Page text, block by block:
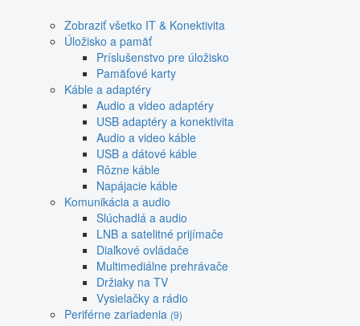
Zobraziť všetko IT & Konektivita
Úložisko a pamäť
Príslušenstvo pre úložisko
Pamäťové karty
Káble a adaptéry
Audio a video adaptéry
USB adaptéry a konektivita
Audio a video káble
USB a dátové káble
Rôzne káble
Napájacie káble
Komunikácia a audio
Slúchadlá a audio
LNB a satelitné prijímače
Diaľkové ovládače
Multimediálne prehrávače
Držiaky na TV
Vysielačky a rádio
Periférne zariadenia (9)